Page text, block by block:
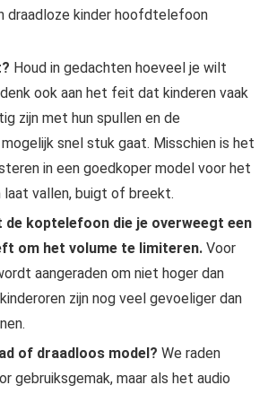
Houd in gedachten hoeveel je wilt
ook aan het feit dat kinderen vaak
zijn met hun spullen en de
snel stuk gaat. Misschien is het
in een goedkoper model voor het
laat vallen, buigt of breekt.
koptelefoon die je overweegt een
om het volume te limiteren. Voor
aangeraden om niet hoger dan
zijn nog veel gevoeliger dan
of draadloos model? We raden
gebruiksgemak, maar als het audio